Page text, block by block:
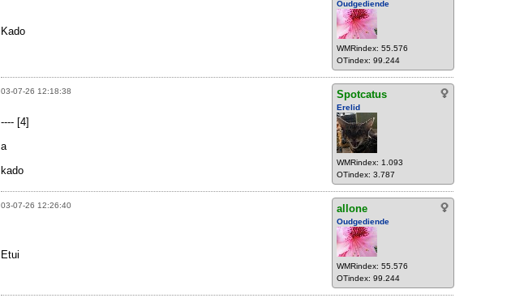
Oudgediende
WMRindex: 55.576
OTindex: 99.244
Kado
03-07-26 12:18:38 Spotcatus
Erelid
WMRindex: 1.093
OTindex: 3.787
---- [4]
a
kado
03-07-26 12:26:40 allone
Oudgediende
WMRindex: 55.576
OTindex: 99.244
Etui